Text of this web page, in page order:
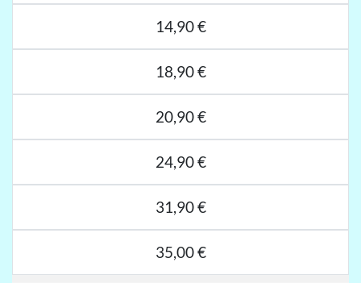
14,90 €
18,90 €
20,90 €
24,90 €
31,90 €
35,00 €